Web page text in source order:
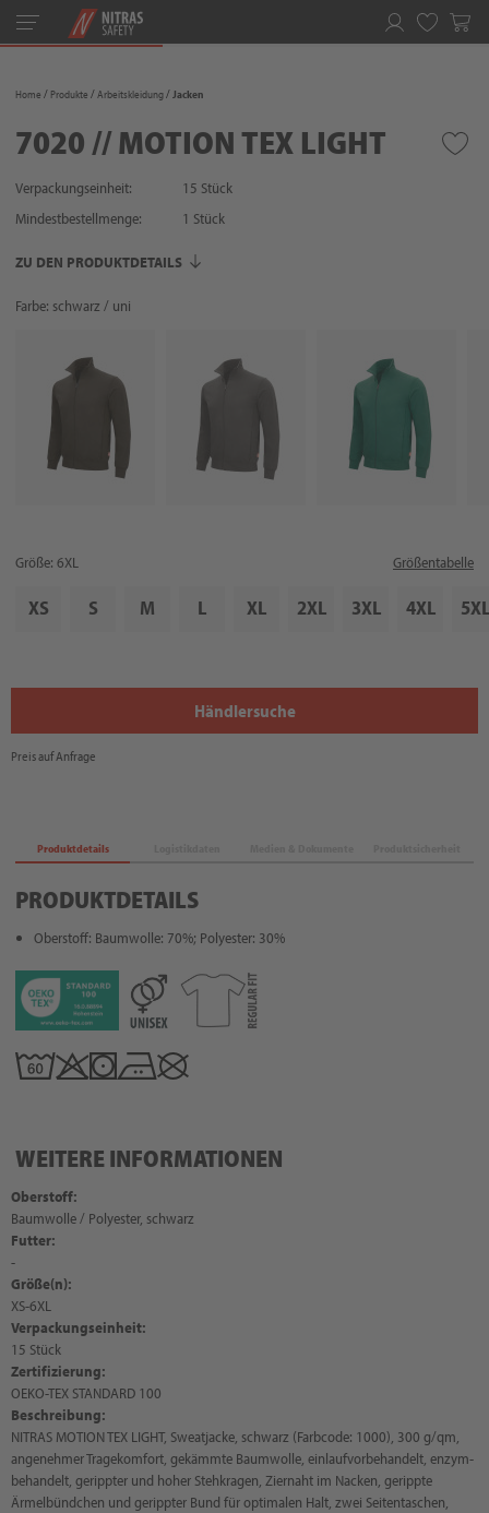
Toggle
navigation
Home Produkte Arbeitskleidung Jacken
7020 // MOTION TEX LIGHT
Verpackungseinheit:
15 Stück
Mindestbestellmenge:
1 Stück
ZU DEN PRODUKTDETAILS
Farbe: schwarz / uni
Größe: 6XL Größentabelle
XS S M L XL 2XL 3XL 4XL 5XL
Händlersuche
Preis auf Anfrage
Produktdetails
PRODUKTDETAILS
Oberstoff: Baumwolle: 70%; Polyester: 30%
WEITERE INFORMATIONEN
Oberstoff:
Baumwolle / Polyester, schwarz
Futter:
-
Größe(n):
XS-6XL
Verpackungseinheit:
15 Stück
Zertifizierung:
OEKO-TEX STANDARD 100
Beschreibung:
NITRAS MOTION TEX LIGHT, Sweatjacke, schwarz (Farbcode: 1000), 300 g/qm,
angenehmer Tragekomfort, gekämmte Baumwolle, einlaufvorbehandelt, enzym-
behandelt, gerippter und hoher Stehkragen, Ziernaht im Nacken, gerippte
Ärmelbündchen und gerippter Bund für optimalen Halt, zwei Seitentaschen,